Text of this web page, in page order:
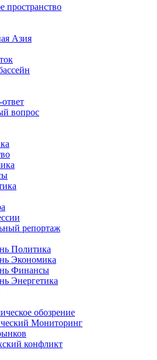
пространство
Азия
вопрос
репортаж
Политика
Экономика
Финансы
Энергетика
обозрение
Мониторинг
конфликт